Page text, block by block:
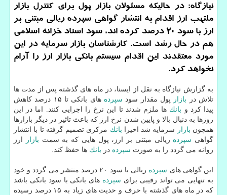
نیازگاه: در حالیكه مسئولان بازار پول برای كنترل بازار
ملتهب ارز اقدام به انتشار گواهی سپرده ریالی مبتنی بر
ارز با سود ۲۰ درصد كرده اند، سود اسناد خزانه اسلامی
هم در حال رشد است. كارشناسان بازار سرمایه در این
مورد معتقدند این اقدام سیستم بانكی بازار ارز را آرام
نخواهد كرد.
به گزارش نیازگاه به نقل از ایسنا، در ماه های گذشته پس از مدت ها
تلاش در بازار پول مقدار سود سپرده
های بانكی تا ۱۵ درصد كاهش
پیدا كرد و بانك ها ملزم شدند تا این نرخ را اجرایی كنند. اما در این
روزها به دنبال بالا و پایین شدن نرخ ارز كه باعث تاثیر در دیگر بازارها
همچون بازار سرمایه شد اخیرا بانك مركزی تصمیم گرفته تا با انتشار
گواهی سپرده ریالی مبتنی بر ارز، پول هایی كه به سمت بازار
ارز
روانه می گردد را به صورت سپرده در بانك ها حفظ كند.
این گواهی های سپرده
ریالی با سود ۲۰ درصد منتشر می گردد و خود
به تنهایی می تواند رقیبی برای سپرده های بانكی با سود بانكی باشد
كه در ماه های گذشته با حرف و حدیث های زیاد به ۱۵ درصد رسیده